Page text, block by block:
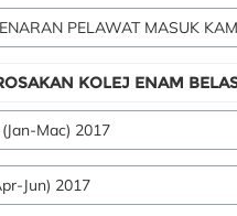
PELAWAT MASUK
KOLEJ ENAM
Mac) 2017
Jun) 2017